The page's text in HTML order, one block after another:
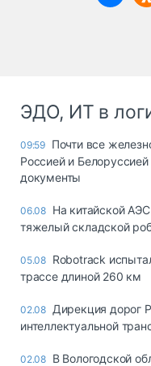
ЭДО, ИТ в
09:59 Почти все
Россией и
документы
06.08 На китайской
тяжелый складской
05.08 Robotrack
трассе длиной 260 км
02.08 Дирекция дорог
интеллектуальной
02.08 В Вологодской